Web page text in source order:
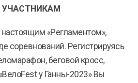
УЧАСТНИКАМ
«Регламентом»,
соревнований. Регистрируясь
беговой кросс,
у Ганны-2023» Вы